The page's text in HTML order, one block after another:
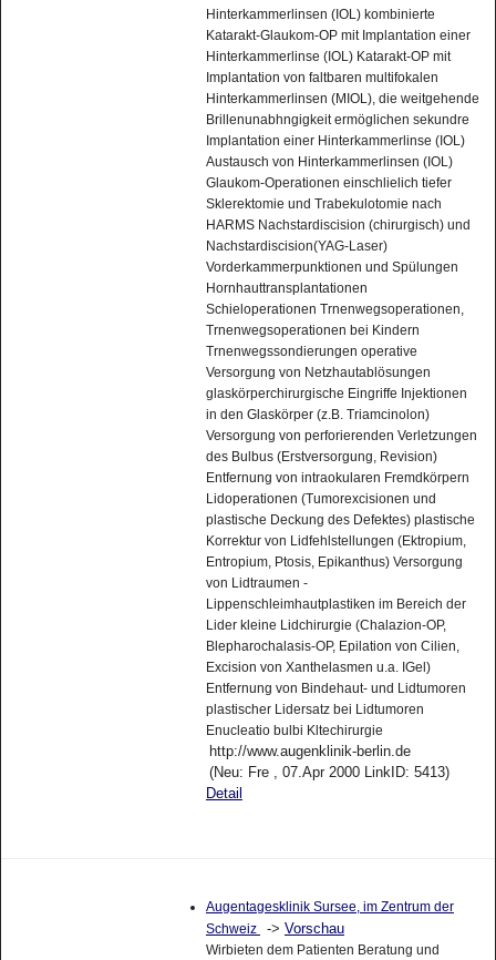
Hinterkammerlinsen (IOL) kombinierte
Katarakt-Glaukom-OP mit Implantation einer
Hinterkammerlinse (IOL) Katarakt-OP mit
Implantation von faltbaren multifokalen
Hinterkammerlinsen (MIOL), die weitgehende
Brillenunabhngigkeit ermöglichen sekundre
Implantation einer Hinterkammerlinse (IOL)
Austausch von Hinterkammerlinsen (IOL)
Glaukom-Operationen einschlielich tiefer
Sklerektomie und Trabekulotomie nach
HARMS Nachstardiscision (chirurgisch) und
Nachstardiscision(YAG-Laser)
Vorderkammerpunktionen und Spülungen
Hornhauttransplantationen
Schieloperationen Trnenwegsoperationen,
Trnenwegsoperationen bei Kindern
Trnenwegssondierungen operative
Versorgung von Netzhautablösungen
glaskörperchirurgische Eingriffe Injektionen
in den Glaskörper (z.B. Triamcinolon)
Versorgung von perforierenden Verletzungen
des Bulbus (Erstversorgung, Revision)
Entfernung von intraokularen Fremdkörpern
Lidoperationen (Tumorexcisionen und
plastische Deckung des Defektes) plastische
Korrektur von Lidfehlstellungen (Ektropium,
Entropium, Ptosis, Epikanthus) Versorgung
von Lidtraumen -
Lippenschleimhautplastiken im Bereich der
Lider kleine Lidchirurgie (Chalazion-OP,
Blepharochalasis-OP, Epilation von Cilien,
Excision von Xanthelasmen u.a. IGel)
Entfernung von Bindehaut- und Lidtumoren
plastischer Lidersatz bei Lidtumoren
Enucleatio bulbi Kltechirurgie
http://www.augenklinik-berlin.de
(Neu: Fre , 07.Apr 2000 LinkID: 5413)
Detail
Augentagesklinik Sursee, im Zentrum der
Schweiz
-> Vorschau
Wirbieten dem Patienten Beratung und